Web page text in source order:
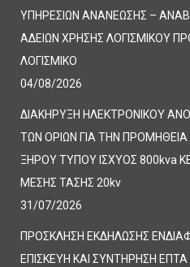
ΥΠΗΡΕΣΙΩΝ ΑΝΑΝΕΩΣΗΣ –
ΑΔΕΙΩΝ ΧΡΗΣΗΣ ΛΟΓΙΣΜΙΚΟΥ
ΛΟΓΙΣΜΙΚΟ
04/08/2026
ΔΙΑΚΗΡΥΞΗ ΗΛΕΚΤΡΟΝΙΚΟΥ
ΤΩΝ ΟΡΙΩΝ ΓΙΑ ΤΗΝ
ΞΗΡΟΥ ΤΥΠΟΥ ΙΣΧΥΟΣ 800kva
ΜΕΣΗΣ ΤΑΣΗΣ 20kv
31/07/2026
ΠΡΟΣΚΛΗΣΗ ΕΚΔΗΛΩΣΗΣ
ΕΠΙΣΚΕΥΗ ΚΑΙ ΣΥΝΤΗΡΗΣΗ